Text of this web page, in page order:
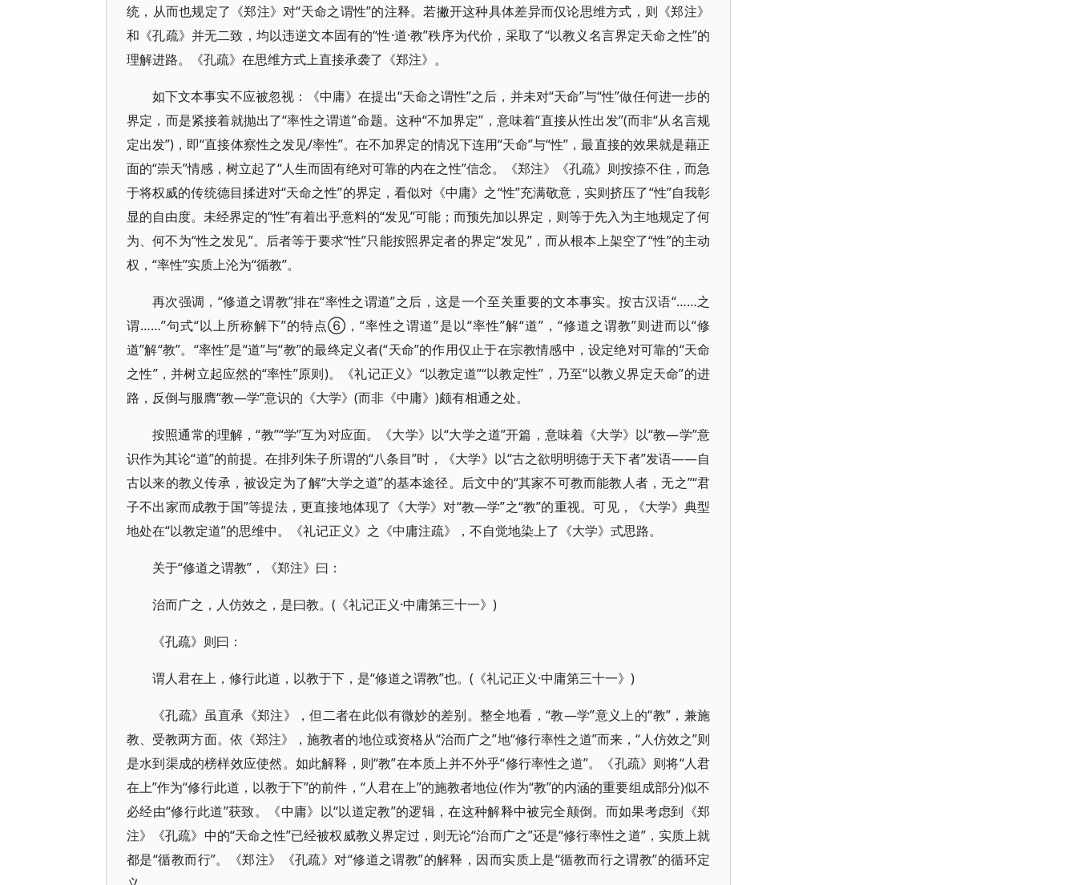
统，从而也规定了《郑注》对“天命之谓性”的注释。若撇开这种具体差异而仅论思维方式，则《郑注》
和《孔疏》并无二致，均以违逆文本固有的“性·道·教”秩序为代价，采取了“以教义名言界定天命之性”的
理解进路。《孔疏》在思维方式上直接承袭了《郑注》。
如下文本事实不应被忽视：《中庸》在提出“天命之谓性”之后，并未对“天命”与“性”做任何进一步的
界定，而是紧接着就抛出了“率性之谓道”命题。这种“不加界定”，意味着“直接从性出发”(而非“从名言规
定出发”)，即“直接体察性之发见/率性”。在不加界定的情况下连用“天命”与“性”，最直接的效果就是藉正
面的“崇天”情感，树立起了“人生而固有绝对可靠的内在之性”信念。《郑注》《孔疏》则按捺不住，而急
于将权威的传统德目揉进对“天命之性”的界定，看似对《中庸》之“性”充满敬意，实则挤压了“性”自我彰
显的自由度。未经界定的“性”有着出乎意料的“发见”可能；而预先加以界定，则等于先入为主地规定了何
为、何不为“性之发见”。后者等于要求“性”只能按照界定者的界定“发见”，而从根本上架空了“性”的主动
权，“率性”实质上沦为“循教”。
再次强调，“修道之谓教”排在“率性之谓道”之后，这是一个至关重要的文本事实。按古汉语“……之
谓……”句式“以上所称解下”的特点⑥，“率性之谓道”是以“率性”解“道”，“修道之谓教”则进而以“修
道”解“教”。“率性”是“道”与“教”的最终定义者(“天命”的作用仅止于在宗教情感中，设定绝对可靠的“天命
之性”，并树立起应然的“率性”原则)。《礼记正义》“以教定道”“以教定性”，乃至“以教义界定天命”的进
路，反倒与服膺“教—学”意识的《大学》(而非《中庸》)颇有相通之处。
按照通常的理解，“教”“学”互为对应面。《大学》以“大学之道”开篇，意味着《大学》以“教—学”意
识作为其论“道”的前提。在排列朱子所谓的“八条目”时，《大学》以“古之欲明明德于天下者”发语——自
古以来的教义传承，被设定为了解“大学之道”的基本途径。后文中的“其家不可教而能教人者，无之”“君
子不出家而成教于国”等提法，更直接地体现了《大学》对“教—学”之“教”的重视。可见，《大学》典型
地处在“以教定道”的思维中。《礼记正义》之《中庸注疏》，不自觉地染上了《大学》式思路。
关于“修道之谓教”，《郑注》曰：
治而广之，人仿效之，是曰教。(《礼记正义·中庸第三十一》)
《孔疏》则曰：
谓人君在上，修行此道，以教于下，是“修道之谓教”也。(《礼记正义·中庸第三十一》)
《孔疏》虽直承《郑注》，但二者在此似有微妙的差别。整全地看，“教—学”意义上的“教”，兼施
教、受教两方面。依《郑注》，施教者的地位或资格从“治而广之”地“修行率性之道”而来，“人仿效之”则
是水到渠成的榜样效应使然。如此解释，则“教”在本质上并不外乎“修行率性之道”。《孔疏》则将“人君
在上”作为“修行此道，以教于下”的前件，“人君在上”的施教者地位(作为“教”的内涵的重要组成部分)似不
必经由“修行此道”获致。《中庸》以“以道定教”的逻辑，在这种解释中被完全颠倒。而如果考虑到《郑
注》《孔疏》中的“天命之性”已经被权威教义界定过，则无论“治而广之”还是“修行率性之道”，实质上就
都是“循教而行”。《郑注》《孔疏》对“修道之谓教”的解释，因而实质上是“循教而行之谓教”的循环定